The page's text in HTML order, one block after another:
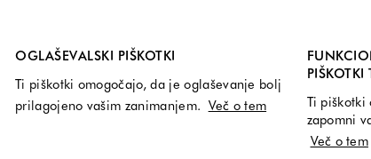
Teksturirane kratke hlače z logotipom
Velikosti na voljo
XS S M L XL
Barve na voljo
OGLAŠEVALSKI PIŠKOTKI
Ti piškotki omogočajo, da je oglaševanje bolj
prilagojeno vašim zanimanjem. Več o tem
PIŠKOTKI
Ti piškotki
zapomni
Več o tem